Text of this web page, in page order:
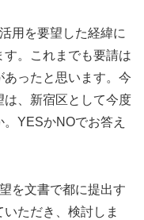
用を要望した経緯に
。これまでも要請は
あったと思います。今
は、新宿区として今度
YESかNOでお答え
を文書で都に提出す
ただき、検討しま